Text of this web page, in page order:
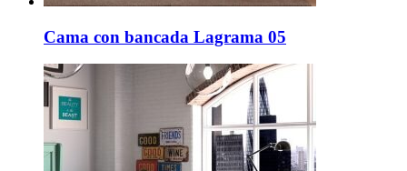
Cama con bancada Lagrama 05